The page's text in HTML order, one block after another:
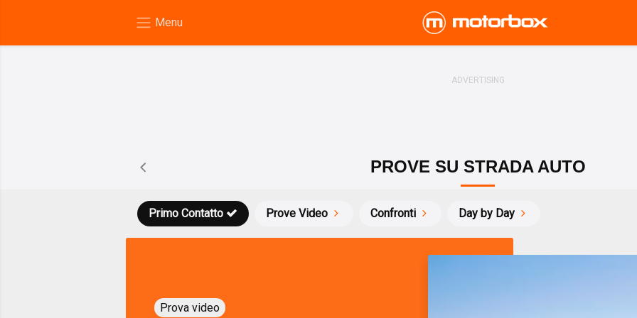
PROVE SU STRADA AUTO
Prove Video Confronti
Primo Contatto Day by Day
Prova video